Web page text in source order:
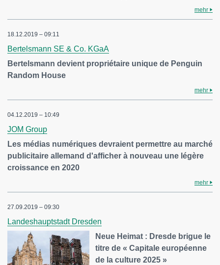
mehr
18.12.2019 – 09:11
Bertelsmann SE & Co. KGaA
Bertelsmann devient propriétaire unique de Penguin
Random House
mehr
04.12.2019 – 10:49
JOM Group
Les médias numériques devraient permettre au marché
publicitaire allemand d'afficher à nouveau une légère
croissance en 2020
mehr
27.09.2019 – 09:30
Landeshauptstadt Dresden
Neue Heimat : Dresde brigue le
titre de « Capitale européenne
de la culture 2025 »